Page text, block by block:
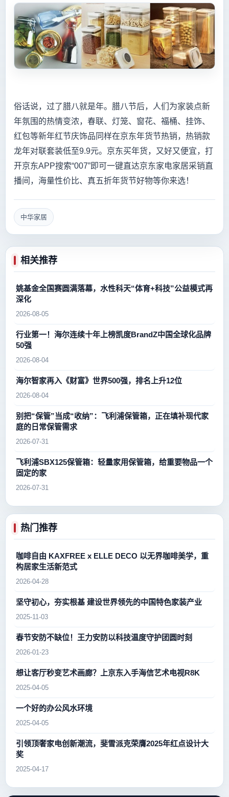
俗话说，过了腊八就是年。腊八节后，人们为家装点新
年氛围的热情变浓，春联、灯笼、窗花、福桶、挂饰、
红包等新年红节庆饰品同样在京东年货节热销，热销款
龙年对联套装低至9.9元。京东买年货，又好又便宜，打
开京东APP搜索“007”即可一键直达京东家电家居采销直
播间，海量性价比、真五折年货节好物等你来选！
中华家居
相关推荐
姚基金全国赛圆满落幕，水性科天“体育+科技”公益模式再
深化
2026-08-05
行业第一！海尔连续十年上榜凯度BrandZ中国全球化品牌
50强
2026-08-04
海尔智家再入《财富》世界500强，排名上升12位
2026-08-04
别把“保管”当成“收纳”：飞利浦保管箱，正在填补现代家
庭的日常保管需求
2026-07-31
飞利浦SBX125保管箱：轻量家用保管箱，给重要物品一个
固定的家
2026-07-31
热门推荐
咖啡自由 KAXFREE x ELLE DECO 以无界咖啡美学，重
构居家生活新范式
2026-04-28
坚守初心，夯实根基 建设世界领先的中国特色家装产业
2025-11-03
春节安防不缺位！王力安防以科技温度守护团圆时刻
2026-01-23
想让客厅秒变艺术画廊？上京东入手海信艺术电视R8K
2025-04-05
一个好的办公风水环境
2025-04-05
引领顶奢家电创新潮流，斐雪派克荣膺2025年红点设计大
奖
2025-04-17